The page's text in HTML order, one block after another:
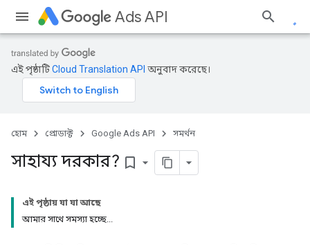
Ads API
এই পৃষ্ঠাটিCloud Translation API অনুবাদ করেছে।
হোম প্রোডাক্ট Google Ads API সমর্থন
সাহায্য দরকার? bookmark_border
এই পৃষ্ঠায় যা যা আছে
আমার সাথে সমস্যা হচ্ছে...